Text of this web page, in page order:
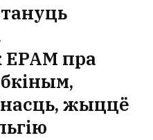
пра
жыццё